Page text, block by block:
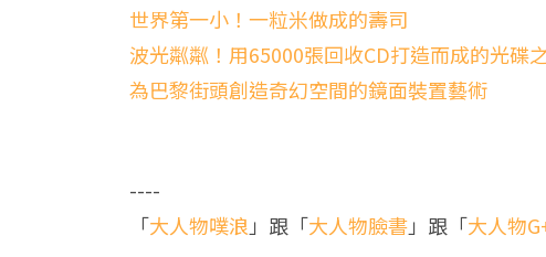
世界第一小！一粒米做成的壽司
波光粼粼！用65000張回收CD打造而成的光碟
為巴黎街頭創造奇幻空間的鏡面裝置藝術
----
「大人物噗浪」跟「大人物臉書」跟「大人物